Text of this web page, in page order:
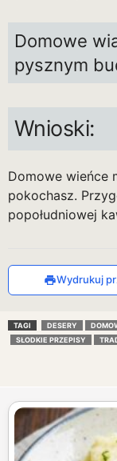
Domowe
pysznym
Wnioski:
Domowe wieńce
pokochasz.
popołudniowej
Wydrukuj
TAGI DESERY
SŁODKIE PRZEPISY